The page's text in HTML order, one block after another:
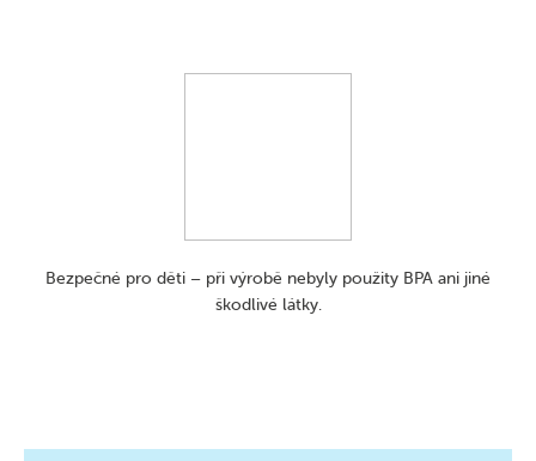
Bezpečné pro děti – při výrobě nebyly použity BPA ani jiné
škodlivé látky.